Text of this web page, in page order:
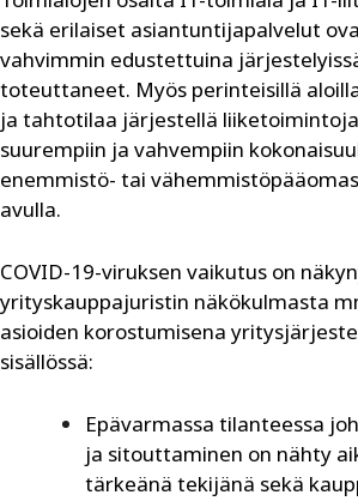
sekä erilaiset asiantuntijapalvelut
vahvimmin edustettuina
toteuttaneet. Myös perinteisillä
ja tahtotilaa järjestellä
suurempiin ja vahvempiin
enemmistö- tai
avulla.
COVID-19-viruksen vaikutus on
yrityskauppajuristin näkökulmasta
asioiden korostumisena
sisällössä:
Epävarmassa tilanteessa
ja sitouttaminen on nähty
tärkeänä tekijänä sekä